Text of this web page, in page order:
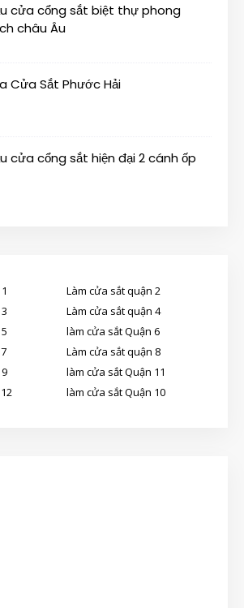
cửa cổng sắt biệt thự phong
châu Âu
Cửa Sắt Phước Hải
cửa cổng sắt hiện đại 2 cánh ốp
Làm cửa sắt quận 2
Làm cửa sắt quận 4
làm cửa sắt Quận 6
Làm cửa sắt quận 8
làm cửa sắt Quận 11
làm cửa sắt Quận 10